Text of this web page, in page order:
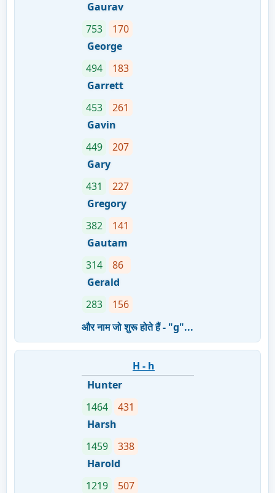
Gaurav
753
170
George
494
183
Garrett
453
261
Gavin
449
207
Gary
431
227
Gregory
382
141
Gautam
314
86
Gerald
283
156
और नाम जो शुरू होते हैं - "g"...
H - h
Hunter
1464
431
Harsh
1459
338
Harold
1219
507